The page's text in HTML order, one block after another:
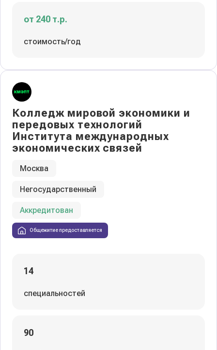
от 240 т.р.
стоимость/год
Колледж мировой экономики и
передовых технологий
Института международных
экономических связей
Москва
Негосударственный
Аккредитован
Общежитие предоставляется
14
специальностей
90